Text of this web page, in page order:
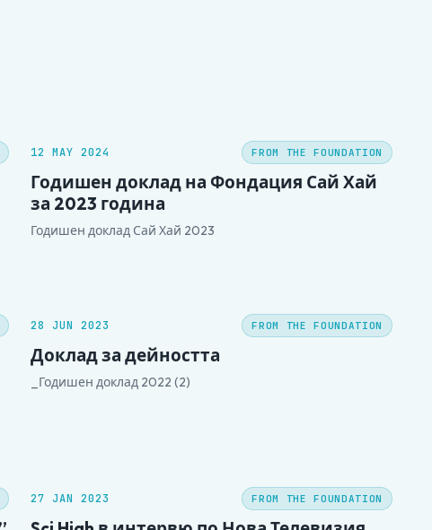
12 MAY 2024 FROM THE FOUNDATION
Годишен доклад на Фондация Сай Хай
за 2023 година
Годишен доклад Сай Хай 2023
28 JUN 2023 FROM THE FOUNDATION
Доклад за дейността
_Годишен доклад 2022 (2)
27 JAN 2023 FROM THE FOUNDATION